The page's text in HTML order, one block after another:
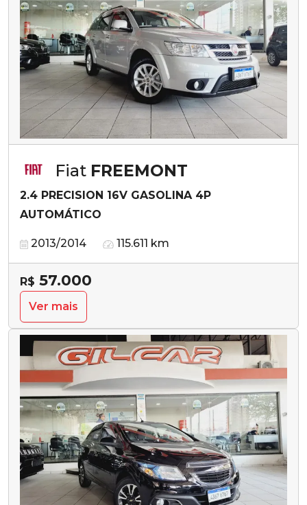
Fiat FREEMONT
2.4 PRECISION 16V GASOLINA 4P
AUTOMÁTICO
2013/2014 115.611 km
R$ 57.000
Ver mais